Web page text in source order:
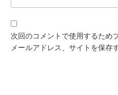
次回のコメントで使用するため
メールアドレス、サイトを保存